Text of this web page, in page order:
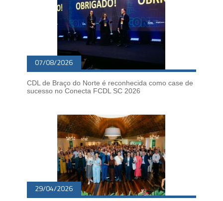
07/08/2026
CDL de Braço do Norte é reconhecida como case de
sucesso no Conecta FCDL SC 2026
29/04/2026